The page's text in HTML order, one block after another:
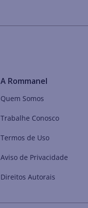
A Rommanel
Quem Somos
Trabalhe Conosco
Termos de Uso
Aviso de Privacidade
Direitos Autorais